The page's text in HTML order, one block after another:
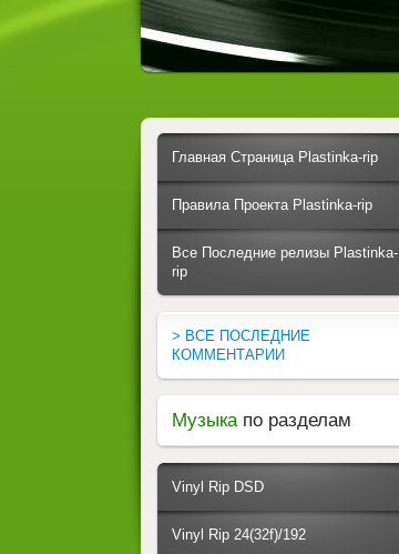
Главная Страница Plastinka-rip
Правила Проекта Plastinka-rip
Все Последние релизы Plastinka-
rip
> ВСЕ ПОСЛЕДНИЕ
КОММЕНТАРИИ
Музыка по разделам
Vinyl Rip DSD
Vinyl Rip 24(32f)/192